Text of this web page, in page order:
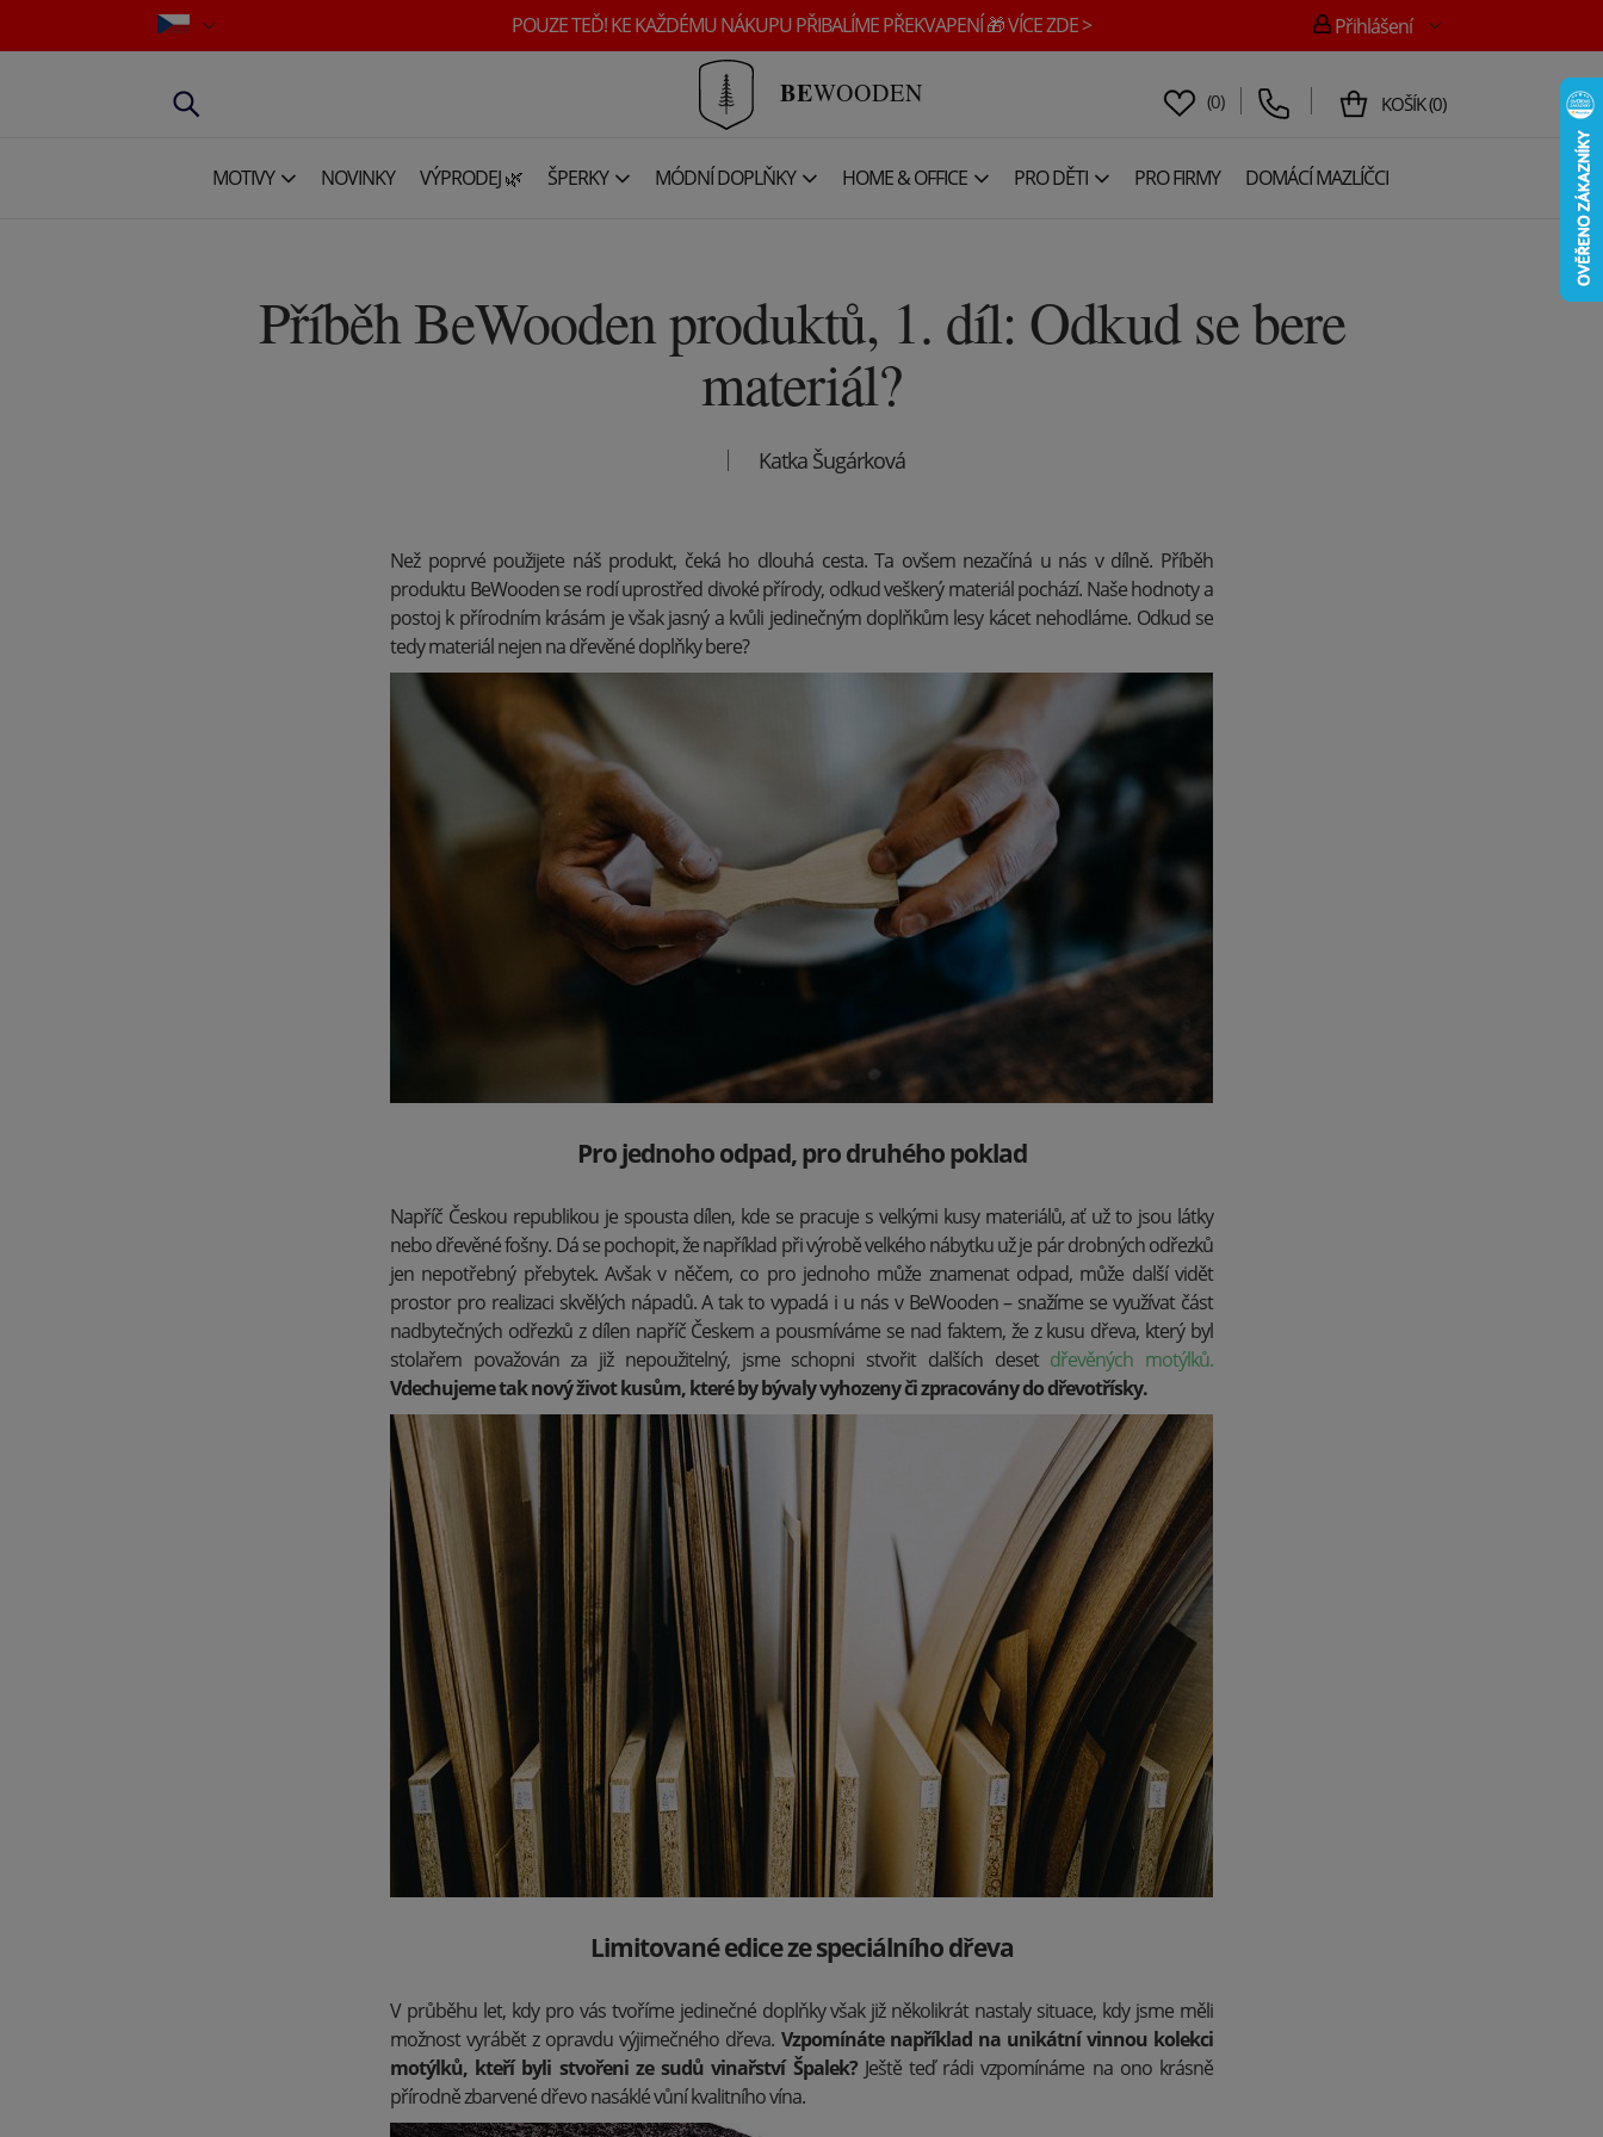
POUZE TEĎ! KE KAŽDÉMU NÁKUPU PŘIBALÍME PŘEKVAPENÍ 🎁 VÍCE ZDE > Přihlášení
BEWOODEN (0) KOŠÍK(0)
MOTIVY NOVINKY VÝPRODEJ 🌿 ŠPERKY MÓDNÍ DOPLŇKY HOME & OFFICE PRO DĚTI PRO FIRMY DOMÁCÍ MAZLÍČCI
Příběh BeWooden produktů, 1. díl: Odkud se bere
materiál?
Katka Šugárková
Než poprvé použijete náš produkt, čeká ho dlouhá cesta. Ta ovšem nezačíná u nás v dílně. Příběh
produktu BeWooden se rodí uprostřed divoké přírody, odkud veškerý materiál pochází. Naše hodnoty a
postoj k přírodním krásám je však jasný a kvůli jedinečným doplňkům lesy kácet nehodláme. Odkud se
tedy materiál nejen na dřevěné doplňky bere?
Pro jednoho odpad, pro druhého poklad
Napříč Českou republikou je spousta dílen, kde se pracuje s velkými kusy materiálů, ať už to jsou látky
nebo dřevěné fošny. Dá se pochopit, že například při výrobě velkého nábytku už je pár drobných odřezků
jen nepotřebný přebytek. Avšak v něčem, co pro jednoho může znamenat odpad, může další vidět
prostor pro realizaci skvělých nápadů. A tak to vypadá i u nás v BeWooden – snažíme se využívat část
nadbytečných odřezků z dílen napříč Českem a pousmíváme se nad faktem, že z kusu dřeva, který byl
stolařem považován za již nepoužitelný, jsme schopni stvořit dalších deset dřevěných motýlků.
Vdechujeme tak nový život kusům, které by bývaly vyhozeny či zpracovány do dřevotřísky.
Limitované edice ze speciálního dřeva
V průběhu let, kdy pro vás tvoříme jedinečné doplňky však již několikrát nastaly situace, kdy jsme měli
možnost vyrábět z opravdu výjimečného dřeva. Vzpomínáte například na unikátní vinnou kolekci
motýlků, kteří byli stvořeni ze sudů vinařství Špalek?Ještě teď rádi vzpomínáme na ono krásně
přírodně zbarvené dřevo nasáklé vůní kvalitního vína.